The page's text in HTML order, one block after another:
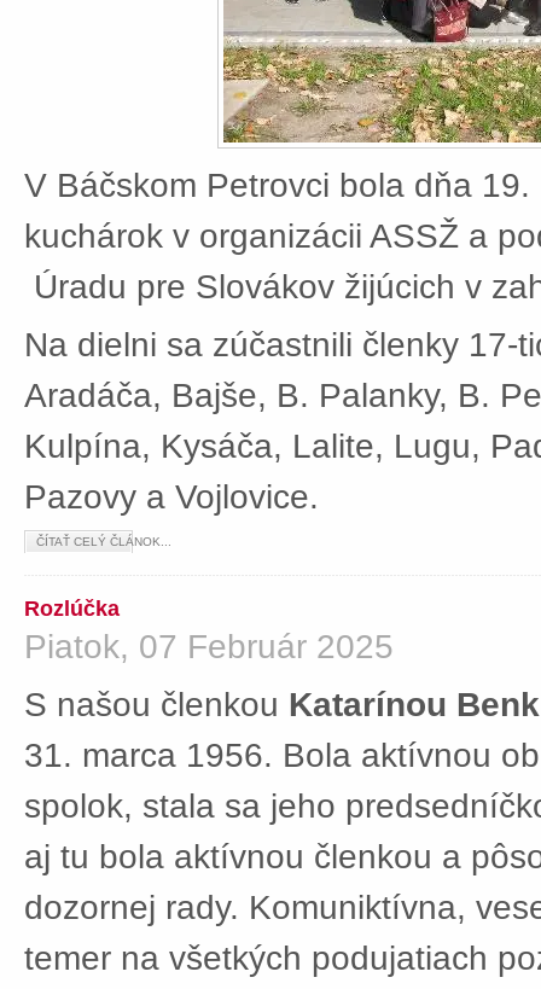
V Báčskom Petrovci bola dňa
kuchárok v organizácii ASSŽ a
Úradu pre Slovákov žijúcich v
Na dielni sa zúčastnili členky 17-
Aradáča, Bajše, B. Palanky, B.
Kulpína, Kysáča, Lalite, Lugu,
Pazovy a Vojlovice.
ČÍTAŤ CELÝ ČLÁNOK...
Rozlúčka
Piatok, 07 Február 2025
S našou členkou Katarínou
31. marca 1956. Bola aktívnou
spolok, stala sa jeho
aj tu bola aktívnou členkou a
dozornej rady. Komuniktívna,
temer na všetkých podujatiach